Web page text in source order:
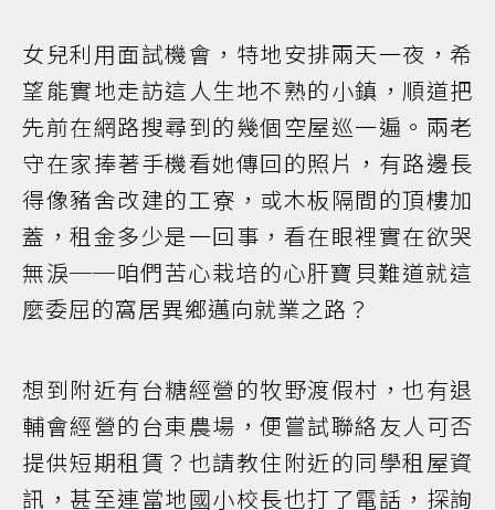
女兒利用面試機會，特地安排兩天一夜，希
望能實地走訪這人生地不熟的小鎮，順道把
先前在網路搜尋到的幾個空屋巡一遍。兩老
守在家捧著手機看她傳回的照片，有路邊長
得像豬舍改建的工寮，或木板隔間的頂樓加
蓋，租金多少是一回事，看在眼裡實在欲哭
無淚──咱們苦心栽培的心肝寶貝難道就這
麼委屈的窩居異鄉邁向就業之路？
想到附近有台糖經營的牧野渡假村，也有退
輔會經營的台東農場，便嘗試聯絡友人可否
提供短期租賃？也請教住附近的同學租屋資
訊，甚至連當地國小校長也打了電話，探詢